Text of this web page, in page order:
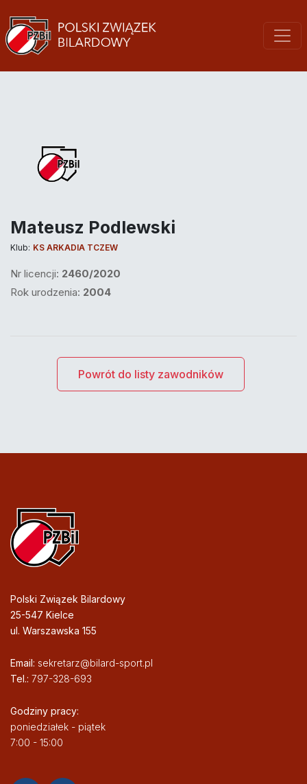
Mateusz Podlewski
Klub: KS ARKADIA TCZEW
Nr licencji: 2460/2020
Rok urodzenia: 2004
Powrót do listy zawodników
Polski Związek Bilardowy
25-547 Kielce
ul. Warszawska 155
Email: sekretarz@bilard-sport.pl
Tel.: 797-328-693
Godziny pracy:
poniedziałek - piątek
7:00 - 15:00